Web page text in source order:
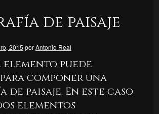
de paisaje
2015 porAntonio Real
puede
componer una
paisaje. En este caso
elementos